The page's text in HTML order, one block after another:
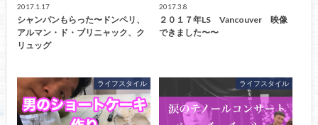
2017.1.17
シャンパンもらった〜ドンペリ、
アルマン・ド・ブリニャック、ク
リュッグ
2017.3.8
２０１７年LS Vancouver 映像
できました〜〜
ライフスタイル ライフスタイル